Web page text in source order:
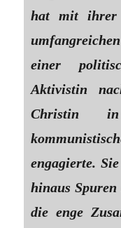
hat mit ihrer
einer
Aktivistin
Christin in
engagierte.
hinaus
die enge